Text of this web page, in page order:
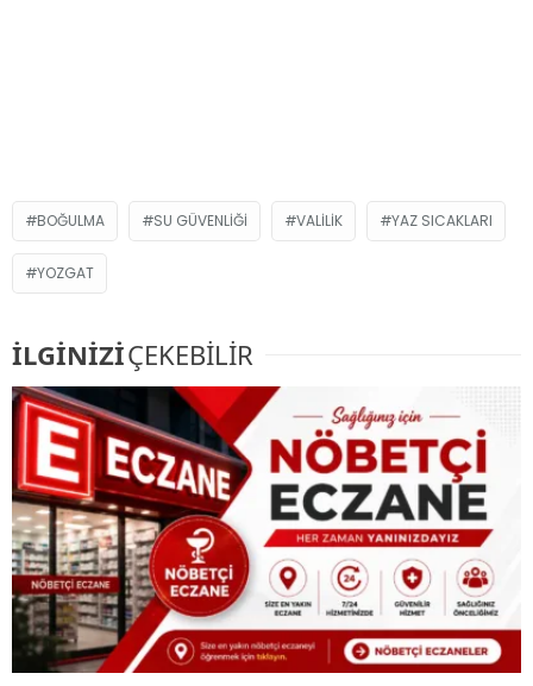
BOĞULMA SU GÜVENLIĞI VALILIK YAZ SICAKLARI
YOZGAT
İLGİNİZİÇEKEBİLİR